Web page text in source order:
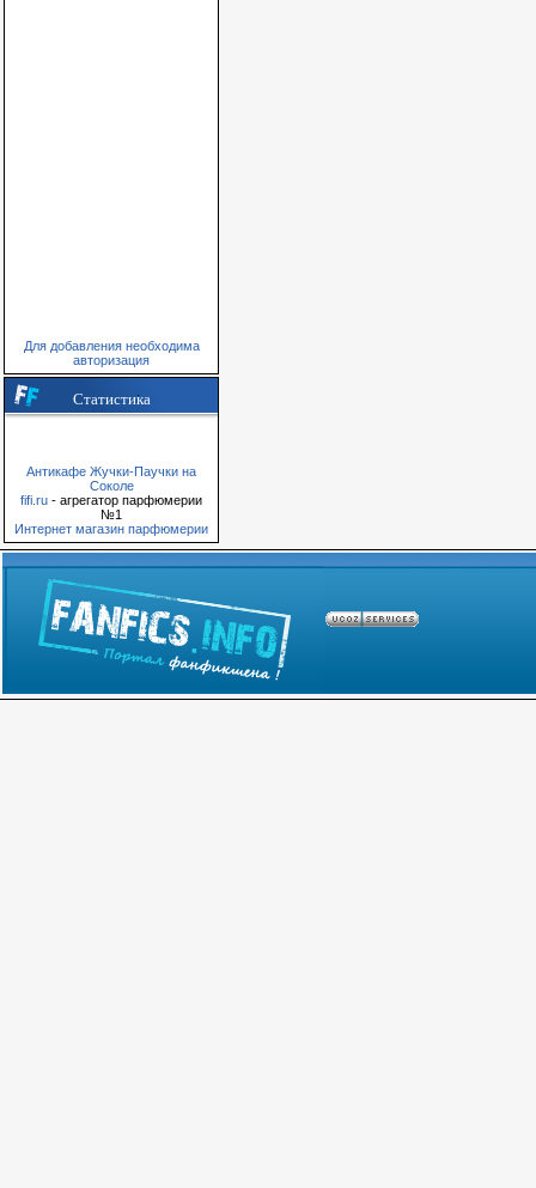
Для добавления необходима
авторизация
Статистика
Антикафе Жучки-Паучки на
Соколе
fifi.ru - агрегатор парфюмерии
№1
Интернет магазин парфюмерии